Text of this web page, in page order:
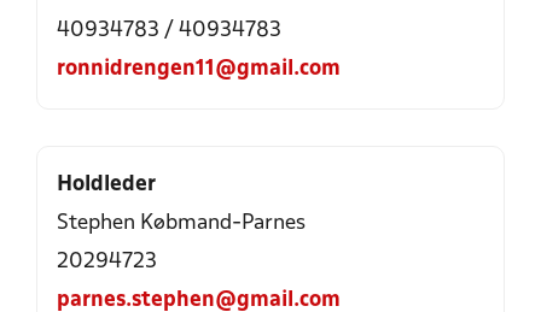
40934783 / 40934783
ronnidrengen11@gmail.com
Holdleder
Stephen Købmand-Parnes
20294723
parnes.stephen@gmail.com